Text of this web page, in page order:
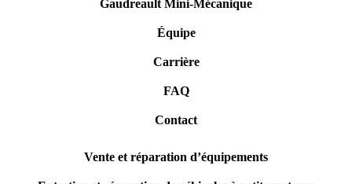
Gaudreault Mini-Mécanique
Équipe
Carrière
FAQ
Contact
Vente et réparation d’équipements